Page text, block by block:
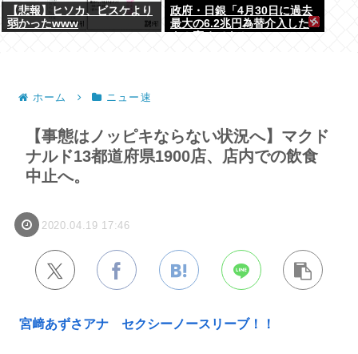
【悲報】ヒソカ、ビスケより
弱かったwww
政府・日銀「4月30日に過去
最大の6.2兆円為替介入した
ホーム ニュー速
【事態はノッピキならない状況へ】マクド
ナルド13都道府県1900店、店内での飲食
中止へ。
2020.04.19 17:46
宮﨑あずさアナ セクシーノースリーブ！！